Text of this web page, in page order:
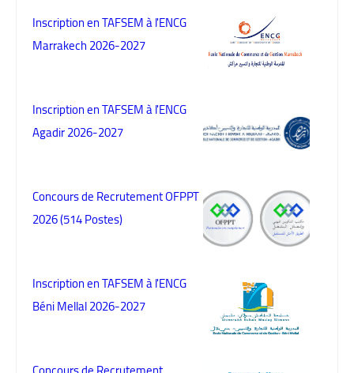
Inscription en TAFSEM à l'ENCG
Marrakech 2026-2027
Inscription en TAFSEM à l'ENCG
Agadir 2026-2027
Concours de Recrutement OFPPT
2026 (514 Postes)
Inscription en TAFSEM à l'ENCG
Béni Mellal 2026-2027